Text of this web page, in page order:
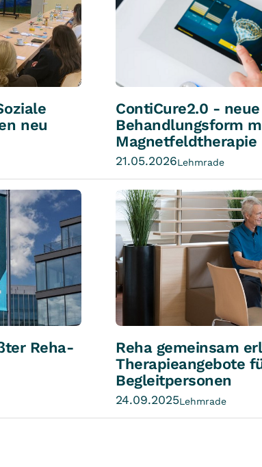
neu
ContiCure2.0 - neue
Behandlungsform
Magnetfeldtherapie
21.05.2026Lehmrade
Reha-
Reha gemeinsam
Therapieangebote
Begleitpersonen
24.09.2025Lehmrade